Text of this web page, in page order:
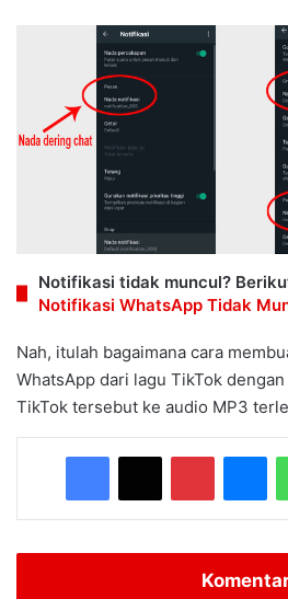
Notifikasi tidak muncul?
Notifikasi WhatsApp Tidak
Nah, itulah bagaimana cara
WhatsApp dari lagu TikTok
TikTok tersebut ke audio MP3
Facebook
X Pinterest